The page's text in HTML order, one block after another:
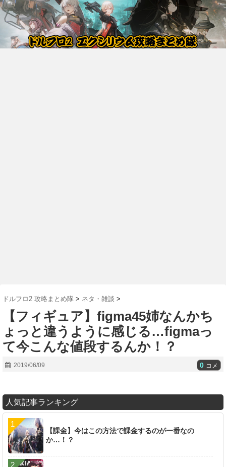
ドルフロ2 攻略まとめ隊 > ネタ・雑談 >
【フィギュア】figma45姉なんかち
ょっと違うように感じる…figmaっ
て今こんな値段するんか！？
2019/06/09 0 コメ
人気記事ランキング
【課金】今はこの方法で課金するのが一番なの
か…！？